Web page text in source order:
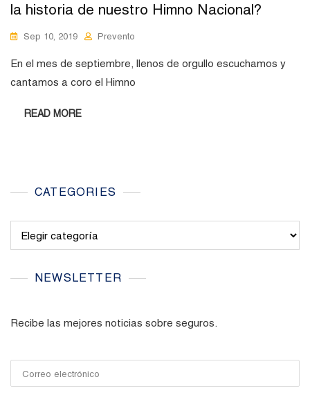
la historia de nuestro Himno Nacional?
Sep 10, 2019 Prevento
En el mes de septiembre, llenos de orgullo escuchamos y
cantamos a coro el Himno
READ MORE
CATEGORIES
NEWSLETTER
Recibe las mejores noticias sobre seguros.